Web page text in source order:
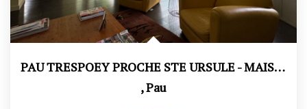
PAU TRESPOEY PROCHE STE URSULE - MAISON D'ARCHITECTE...
,Pau